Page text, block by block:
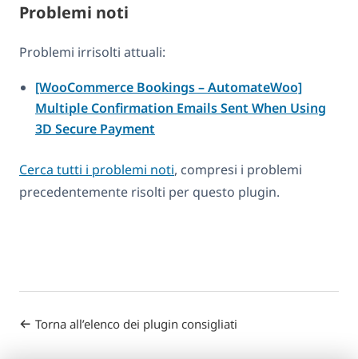
Problemi noti
Problemi irrisolti attuali:
[WooCommerce Bookings – AutomateWoo]
Multiple Confirmation Emails Sent When Using
3D Secure Payment
Cerca tutti i problemi noti, compresi i problemi
precedentemente risolti per questo plugin.
Torna all’elenco dei plugin consigliati